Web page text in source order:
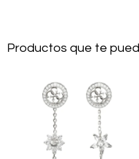
Productos que te